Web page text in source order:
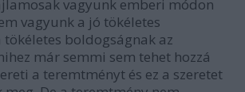
vagyunk emberi módon
vagyunk a jó tökéletes
boldogságnak az
már semmi sem tehet hozzá
a teremtményt és ez a szeretet